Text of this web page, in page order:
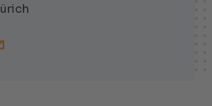
Reto.Peer@helbling.ch